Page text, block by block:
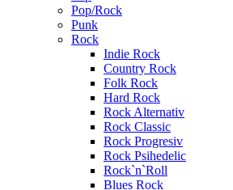
Pop/Rock
Punk
Rock
Indie Rock
Country Rock
Folk Rock
Hard Rock
Rock Alternativ
Rock Classic
Rock Progresiv
Rock Psihedelic
Rock`n`Roll
Blues Rock